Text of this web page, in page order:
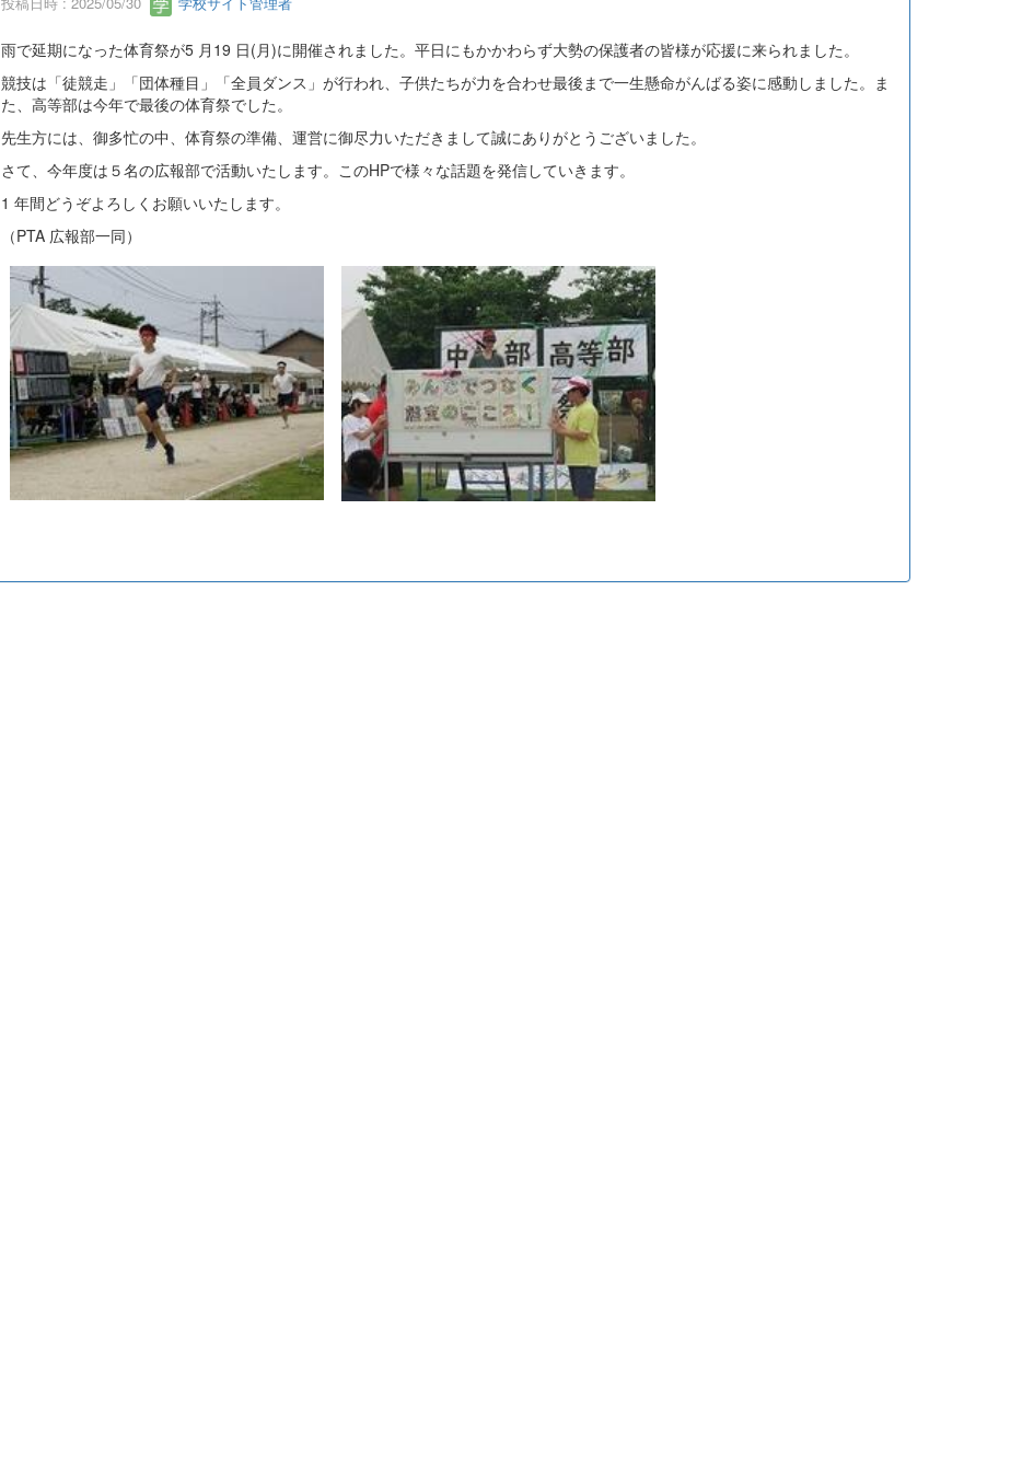
雨で延期になった体育祭が5 月19 日(月)に開催されました。平日にもかかわらず大勢の保護者の皆様が応援に来られました。
競技は「徒競走」「団体種目」「全員ダンス」が行われ、子供たちが力を合わせ最後まで一生懸命がんばる姿に感動しました。ま
た、高等部は今年で最後の体育祭でした。
先生方には、御多忙の中、体育祭の準備、運営に御尽力いただきまして誠にありがとうございました。
さて、今年度は５名の広報部で活動いたします。このHPで様々な話題を発信していきます。
1 年間どうぞよろしくお願いいたします。
（PTA 広報部一同）